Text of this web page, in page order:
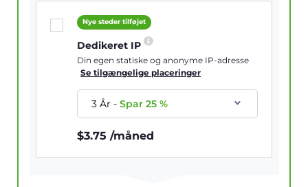
Nye steder tilføjet
Dedikeret IP
Din egen statiske og anonyme IP-adresse
Se tilgængelige placeringer
3 År-Spar25 %
$3.75 /måned